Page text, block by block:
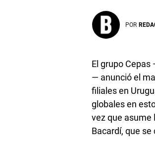
POR
El grupo
— anunció el
filiales en
globales en
vez que
Bacardí, que